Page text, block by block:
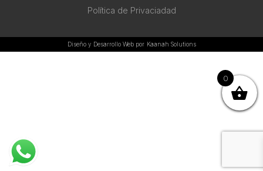
Política de Privaciadad
Diseño y Desarrollo Web por Kaanah Solutions
0